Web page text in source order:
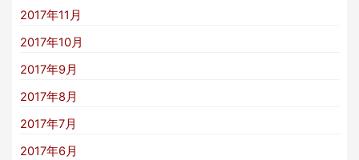
2017年11月
2017年10月
2017年9月
2017年8月
2017年7月
2017年6月